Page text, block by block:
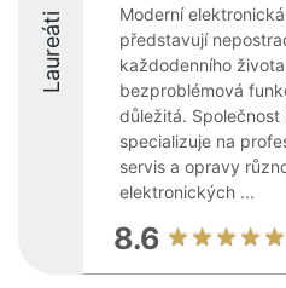
Laureáti
Moderní
představují
každodenního
bezproblémová
důležitá. Společnost
specializuje na
servis a opravy
elektronických ...
8.6